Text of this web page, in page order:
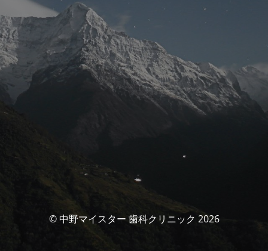
© 中野マイスター 歯科クリニック 2026